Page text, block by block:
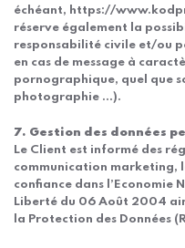
échéant, https://
réserve également la
responsabilité civile et/ou
en cas de message à
pornographique, quel que
photographie …).
7. Gestion des données
Le Client est informé des
communication marketing,
confiance dans l’Economie
Liberté du 06 Août 2004
la Protection des Données